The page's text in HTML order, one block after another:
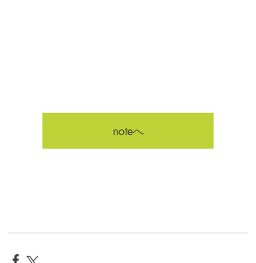
noteへ